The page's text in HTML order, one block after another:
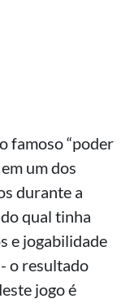
famoso “poder
um dos
durante a
do qual tinha
e jogabilidade
- o resultado
jogo é